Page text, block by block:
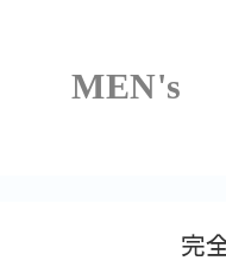
MEN's
完